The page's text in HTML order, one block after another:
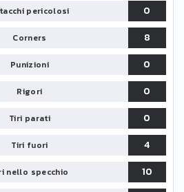
pericolosi
0
Corners
8
Punizioni
0
Rigori
0
Tiri parati
0
Tiri fuori
4
nello specchio
10